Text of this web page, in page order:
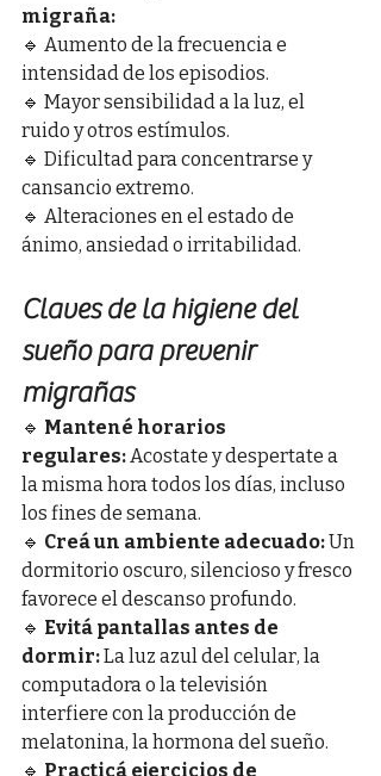
migraña:
🔹 Aumento de la frecuencia e
intensidad de los episodios.
🔹 Mayor sensibilidad a la luz, el
ruido y otros estímulos.
🔹 Dificultad para concentrarse y
cansancio extremo.
🔹 Alteraciones en el estado de
ánimo, ansiedad o irritabilidad.
Claves de la higiene del
sueño para prevenir
migrañas
🔹 Mantené horarios
regulares: Acostate y despertate a
la misma hora todos los días, incluso
los fines de semana.
🔹 Creá un ambiente adecuado: Un
dormitorio oscuro, silencioso y fresco
favorece el descanso profundo.
🔹 Evitá pantallas antes de
dormir: La luz azul del celular, la
computadora o la televisión
interfiere con la producción de
melatonina, la hormona del sueño.
🔹 Practicá ejercicios de